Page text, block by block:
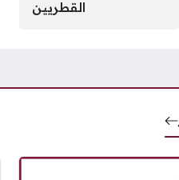
القطريين